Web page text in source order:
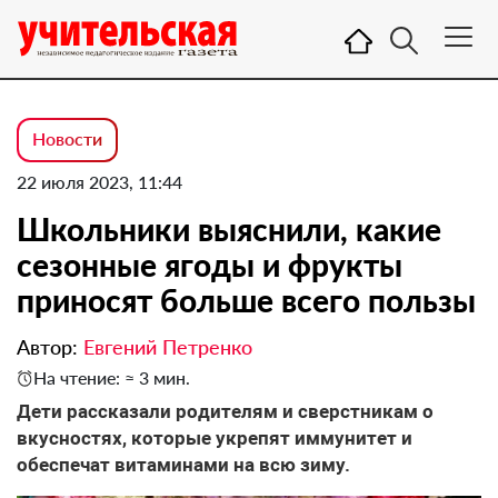
Новости
22 июля 2023, 11:44
Школьники выяснили, какие
сезонные ягоды и фрукты
приносят больше всего пользы
Автор: Евгений Петренко
На чтение: ≈ 3 мин.
Дети рассказали родителям и сверстникам о
вкусностях, которые укрепят иммунитет и
обеспечат витаминами на всю зиму.